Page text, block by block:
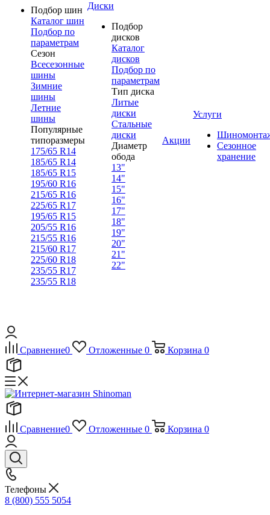
Подбор шин
Каталог шин
Подбор по
параметрам
Сезон
Всесезонные
шины
Зимние
шины
Летние
шины
Популярные
типоразмеры
175/65 R14
185/65 R14
185/65 R15
195/60 R16
215/65 R16
225/65 R17
195/65 R15
205/55 R16
215/55 R16
215/60 R17
225/60 R18
235/55 R17
235/55 R18
Диски
Подбор
дисков
Каталог
дисков
Подбор по
параметрам
Тип диска
Литые
диски
Стальные
диски
Диаметр
обода
13"
14"
15"
16"
17"
18"
19"
20"
21"
22"
Акции
Услуги
Сезонное
хранение
Сравнение0 Отложенные 0 Корзина 0
Сравнение0 Отложенные 0 Корзина 0
Телефоны
8 (800) 555 5054